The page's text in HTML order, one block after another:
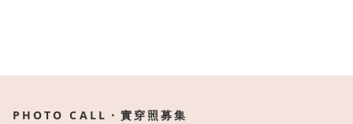
PHOTO CALL・實穿照募集